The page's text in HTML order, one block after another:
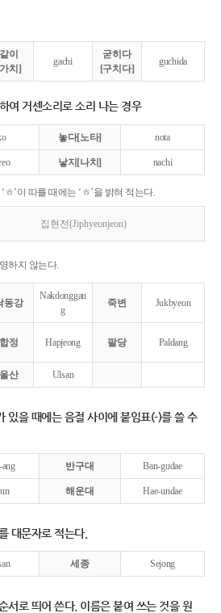
같이
치]
gachi
굳히다
[구치다]
guchida
하여 거센소리로 소리 나는 경우
놓다[노타] nota
낳지[나치] nachi
ㅎ’이 따를 때에는 ‘ㅎ’을 밝혀 적는다.
집현전(Jiphyeonjeon)
하지 않는다.
동강
Nakdonggan
g
죽변 Jukbyeon
합정 Hapjeong 팔당 Paldang
울산 Ulsan
있을 때에는 음절 사이에 붙임표(-)를 쓸 수
반구대 Ban-gudae
해운대 Hae-undae
대문자로 적는다.
세종 Sejong
서로 띄어 쓴다. 이름은 붙여 쓰는 것을 원